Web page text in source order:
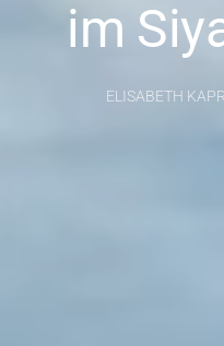
im
ELISABETH